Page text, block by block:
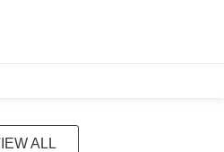
ALL